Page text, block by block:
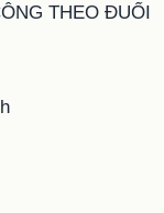
THEO ĐUỔI